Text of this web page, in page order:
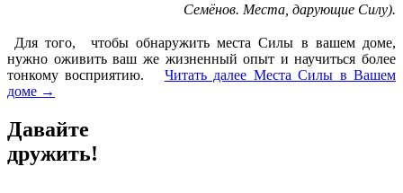
Семёнов. Места, дарующие Силу).
Для того, чтобы обнаружить места Силы в вашем доме,
нужно оживить ваш же жизненный опыт и научиться более
тонкому восприятию. Читать далее Места Силы в Вашем
доме →
Давайте
дружить!